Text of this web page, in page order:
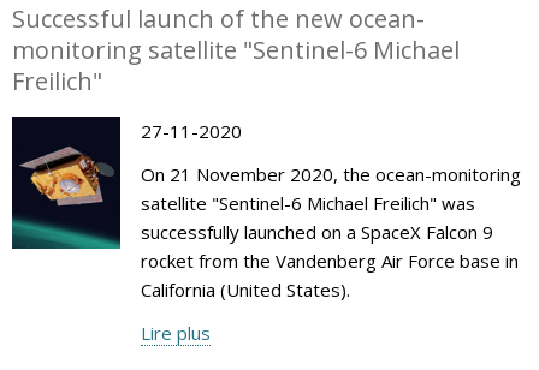
Successful launch of the new ocean-
monitoring satellite "Sentinel-6 Michael
Freilich"
27-11-2020
On 21 November 2020, the ocean-monitoring
satellite "Sentinel-6 Michael Freilich" was
successfully launched on a SpaceX Falcon 9
rocket from the Vandenberg Air Force base in
California (United States).
Lire plus